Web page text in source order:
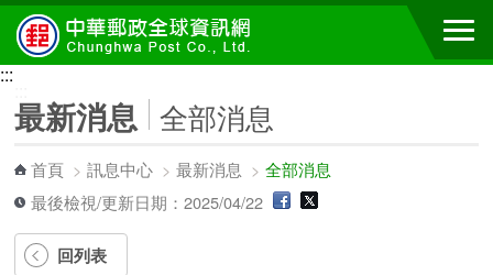
跳到主要內容區塊
:::
最新消息 全部消息
首頁 >訊息中心 >最新消息 >全部消息
最後檢視/更新日期：2025/04/22
回列表